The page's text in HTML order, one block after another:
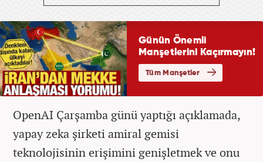
OpenAI Çarşamba günü yaptığı açıklamada,
yapay zeka şirketi amiral gemisi
teknolojisinin erişimini genişletmek ve onu